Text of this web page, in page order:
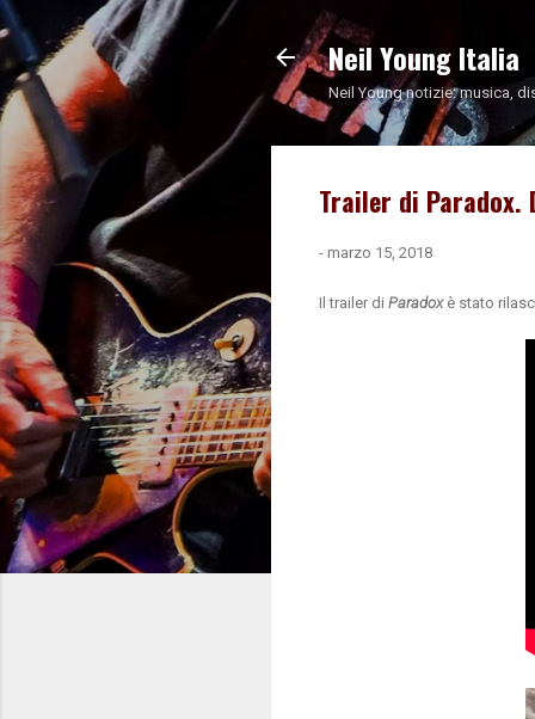
Neil Young Italia
Neil Young notizie: musica,
Trailer di Paradox.
- marzo 15, 2018
Il trailer di Paradoxè stato